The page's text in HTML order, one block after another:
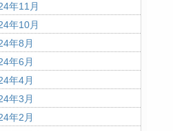
年11月
年10月
年8月
年6月
年4月
年3月
年2月